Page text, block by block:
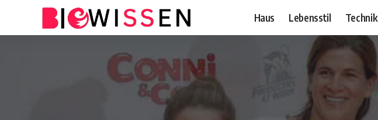
Haus Lebensstil Technik